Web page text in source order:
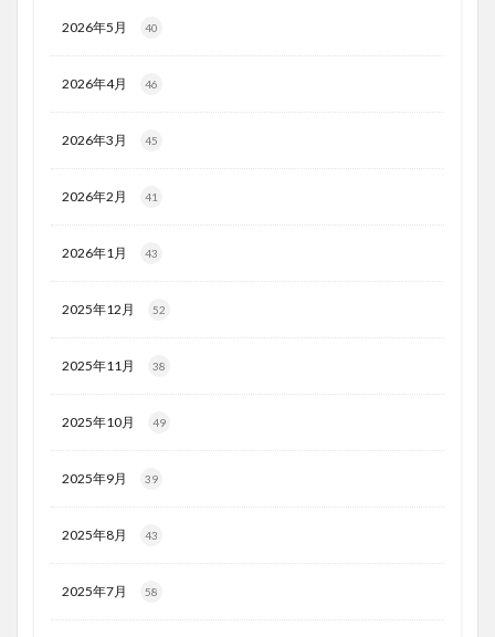
2026年5月 40
2026年4月 46
2026年3月 45
2026年2月 41
2026年1月 43
2025年12月 52
2025年11月 38
2025年10月 49
2025年9月 39
2025年8月 43
2025年7月 58